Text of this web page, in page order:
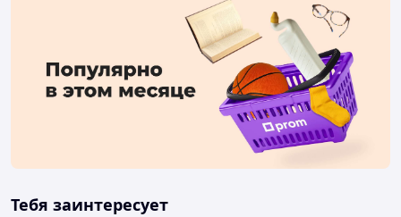
Тебя заинтересует